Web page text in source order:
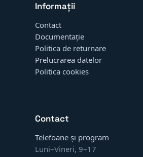
Informații
Contact
Documentație
Politica de returnare
Prelucrarea datelor
Politica cookies
Contact
Telefoane și program
Luni–Vineri, 9–17